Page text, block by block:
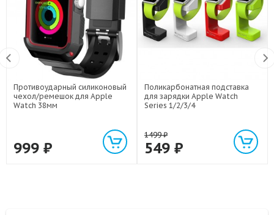
Противоударный силиконовый
чехол/ремешок для Apple
Watch 38мм
999 ₽
Поликарбонатная подставка
для зарядки Apple Watch
Series 1/2/3/4
1499₽
549 ₽